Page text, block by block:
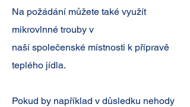
Na požádání můžete také využít
mikrovlnné trouby v
naší společenské místnosti k přípravě
teplého jídla.
Pokud by například v důsledku nehody